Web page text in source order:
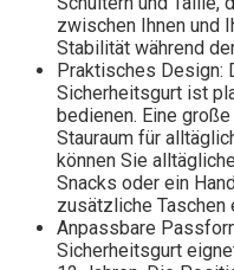
zwischen Ihnen und
Stabilität während
Praktisches Design:
Sicherheitsgurt ist
bedienen. Eine
Stauraum für
können Sie
Snacks oder ein
zusätzliche Taschen
Anpassbare
Sicherheitsgurt